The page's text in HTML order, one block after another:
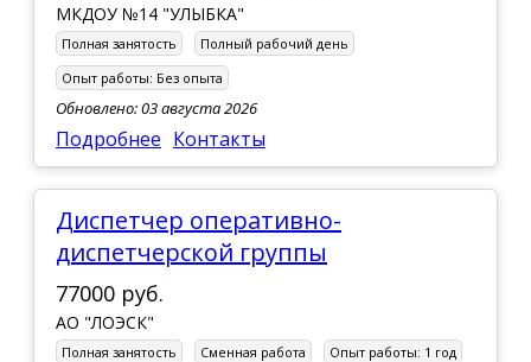
МКДОУ №14 "УЛЫБКА"
Полная занятость
Полный рабочий день
Опыт работы: Без опыта
Обновлено: 03 августа 2026
Подробнее Контакты
Диспетчер оперативно-
диспетчерской группы
77000 руб.
АО "ЛОЭСК"
Полная занятость Сменная работа Опыт работы: 1 год